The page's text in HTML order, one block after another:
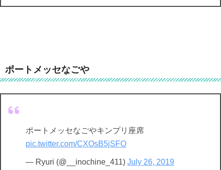
ポートメッセなごや
ポートメッセなごやキンプリ座席
pic.twitter.com/CXOsB5jSFO
— Ryuri (@__inochine_411) July 26, 2019